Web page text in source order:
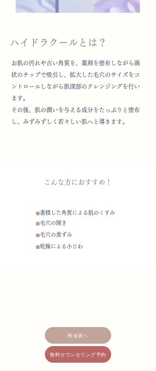
ハイドラクールとは？
お肌の汚れや古い角質を、薬剤を塗布しながら渦
状のチップで吸引し、拡大した毛穴のサイズをコ
ントロールしながら肌深部のクレンジングを行い
ます。
その後、肌の潤いを与える成分をたっぷりと塗布
し、みずみずしく若々しい肌へと導きます。​​​​​​​
こんな方におすすめ！
◼︎蓄積した角質による肌のくすみ
◼︎毛穴の開き
◼︎毛穴の黒ずみ
◼︎乾燥による小じわ
料金表へ
無料カウンセリング予約